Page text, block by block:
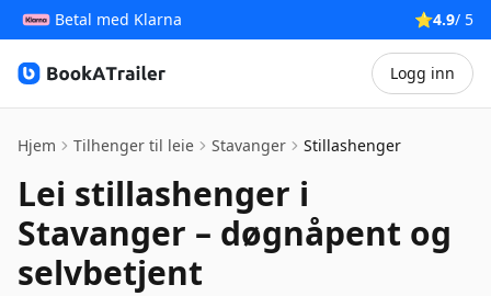
Betal med Klarna ⭐4.9/ 5
Logg inn
Hjem Tilhenger til leie Stavanger Stillashenger
Lei stillashenger i
Stavanger – døgnåpent og
selvbetjent